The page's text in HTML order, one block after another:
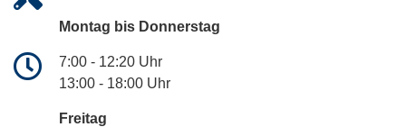
Montag bis Donnerstag
7:00 - 12:20 Uhr
13:00 - 18:00 Uhr
Freitag